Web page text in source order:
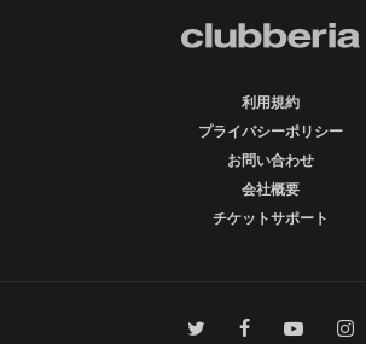
利用規約
プライバシーポリシー
お問い合わせ
会社概要
チケットサポート